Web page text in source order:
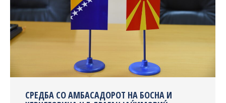
СРЕДБА СО АМБАСАДОРОТ НА БОСНА И